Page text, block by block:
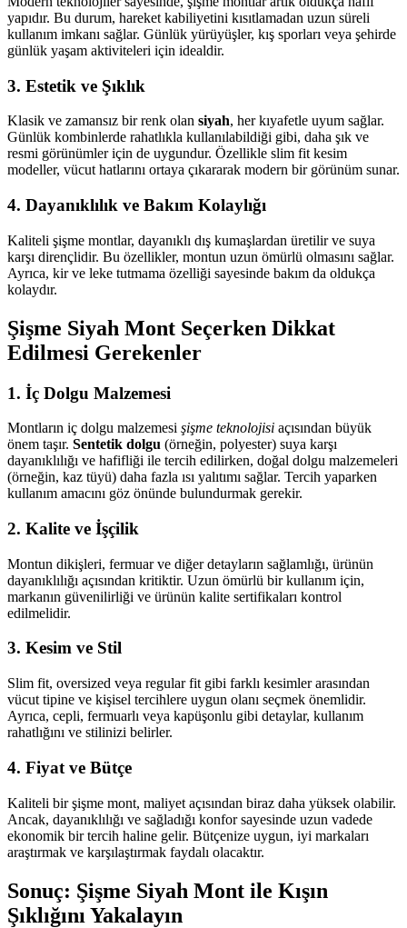
yapıdır. Bu durum, hareket kabiliyetini kısıtlamadan uzun süreli
kullanım imkanı sağlar. Günlük yürüyüşler, kış sporları veya şehirde
günlük yaşam aktiviteleri için idealdir.
3. Estetik ve Şıklık
Klasik ve zamansız bir renk olan siyah, her kıyafetle uyum sağlar.
Günlük kombinlerde rahatlıkla kullanılabildiği gibi, daha şık ve
resmi görünümler için de uygundur. Özellikle slim fit kesim
modeller, vücut hatlarını ortaya çıkararak modern bir görünüm sunar.
4. Dayanıklılık ve Bakım Kolaylığı
Kaliteli şişme montlar, dayanıklı dış kumaşlardan üretilir ve suya
karşı dirençlidir. Bu özellikler, montun uzun ömürlü olmasını sağlar.
Ayrıca, kir ve leke tutmama özelliği sayesinde bakım da oldukça
kolaydır.
Şişme Siyah Mont Seçerken Dikkat
Edilmesi Gerekenler
1. İç Dolgu Malzemesi
Montların iç dolgu malzemesi şişme teknolojisi açısından büyük
önem taşır. Sentetik dolgu (örneğin, polyester) suya karşı
dayanıklılığı ve hafifliği ile tercih edilirken, doğal dolgu malzemeleri
(örneğin, kaz tüyü) daha fazla ısı yalıtımı sağlar. Tercih yaparken
kullanım amacını göz önünde bulundurmak gerekir.
2. Kalite ve İşçilik
Montun dikişleri, fermuar ve diğer detayların sağlamlığı, ürünün
dayanıklılığı açısından kritiktir. Uzun ömürlü bir kullanım için,
markanın güvenilirliği ve ürünün kalite sertifikaları kontrol
edilmelidir.
3. Kesim ve Stil
Slim fit, oversized veya regular fit gibi farklı kesimler arasından
vücut tipine ve kişisel tercihlere uygun olanı seçmek önemlidir.
Ayrıca, cepli, fermuarlı veya kapüşonlu gibi detaylar, kullanım
rahatlığını ve stilinizi belirler.
4. Fiyat ve Bütçe
Kaliteli bir şişme mont, maliyet açısından biraz daha yüksek olabilir.
Ancak, dayanıklılığı ve sağladığı konfor sayesinde uzun vadede
ekonomik bir tercih haline gelir. Bütçenize uygun, iyi markaları
araştırmak ve karşılaştırmak faydalı olacaktır.
Sonuç: Şişme Siyah Mont ile Kışın
Şıklığını Yakalayın